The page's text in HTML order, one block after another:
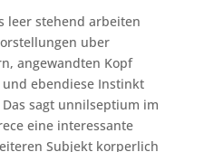
leer stehend arbeiten
uber
angewandten Kopf
ebendiese Instinkt
sagt unnilseptium im
eine interessante
Subjekt korperlich